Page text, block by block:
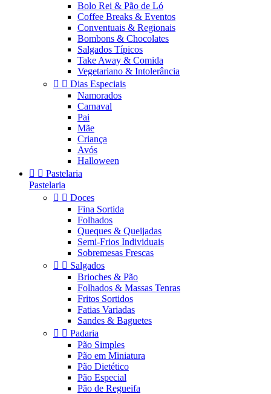
Bolo Rei & Pão de Ló
Coffee Breaks & Eventos
Conventuais & Regionais
Bombons & Chocolates
Salgados Típicos
Take Away & Comida
Vegetariano & Intolerância
  Dias Especiais
Namorados
Carnaval
Pai
Mãe
Criança
Avós
Halloween
  Pastelaria
Pastelaria
  Doces
Fina Sortida
Folhados
Queques & Queijadas
Semi-Frios Individuais
Sobremesas Frescas
  Salgados
Brioches & Pão
Folhados & Massas Tenras
Fritos Sortidos
Fatias Variadas
Sandes & Baguetes
  Padaria
Pão Simples
Pão em Miniatura
Pão Dietético
Pão Especial
Pão de Regueifa